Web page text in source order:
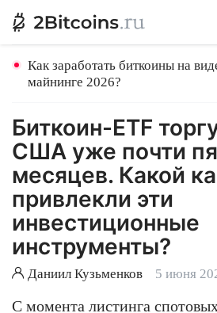
Как заработать биткоины на
майнинге 2026?
Биткоин-ETF
США уже почти
месяцев. Какой
привлекли эти
инвестиционные
инструменты?
Даниил Кузьменков 5 июня
С момента листинга